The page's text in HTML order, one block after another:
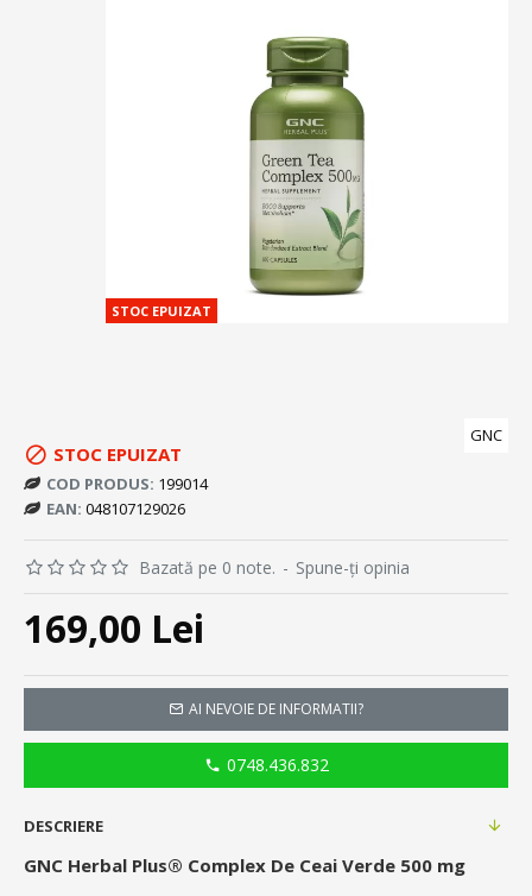
STOC EPUIZAT
STOC EPUIZAT
COD PRODUS: 199014
EAN: 048107129026
GNC
Bazată pe 0 note. - Spune-ţi opinia
169,00 Lei
AI NEVOIE DE INFORMATII?
0748.436.832
DESCRIERE
GNC Herbal Plus® Complex De Ceai Verde 500 mg